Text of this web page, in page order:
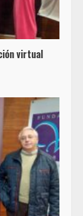
virtual